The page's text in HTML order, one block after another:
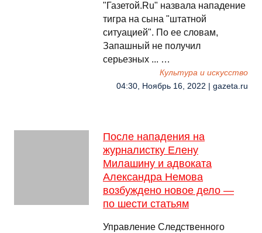
"Газетой.Ru" назвала нападение
тигра на сына "штатной
ситуацией". По ее словам,
Запашный не получил
серьезных ... …
Культура и искусство
04:30, Ноябрь 16, 2022 | gazeta.ru
После нападения на
журналистку Елену
Милашину и адвоката
Александра Немова
возбуждено новое дело —
по шести статьям
Управление Следственного